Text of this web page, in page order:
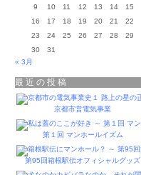
9
10 11 12 13 14
15
16
17 18 19 20 21
22
23
24 25 26 27 28
29
30
31
« 3月
最近の投稿
京都市営電気事業
第１回 マンホールイズム
第95回箱根駅伝オフィシャルグッズ